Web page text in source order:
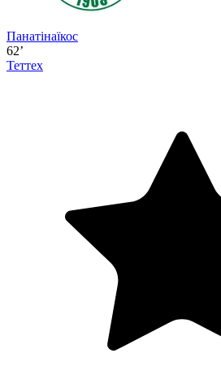
Панатінаїкос
62’
Теттех